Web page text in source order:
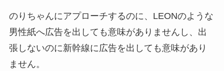
のりちゃんにアプローチするのに、LEONのような
男性紙へ広告を出しても意味がありませんし、出
張しないのに新幹線に広告を出しても意味があり
ません。